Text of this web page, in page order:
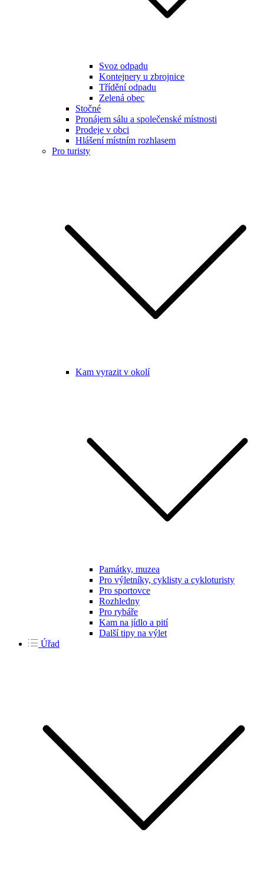
Svoz odpadu
Kontejnery u zbrojnice
Třídění odpadu
Zelená obec
Stočné
Pronájem sálu a společenské místnosti
Prodeje v obci
Hlášení místním rozhlasem
Pro turisty
Kam vyrazit v okolí
Památky, muzea
Pro výletníky, cyklisty a cykloturisty
Pro sportovce
Rozhledny
Pro rybáře
Kam na jídlo a pití
Další tipy na výlet
Úřad